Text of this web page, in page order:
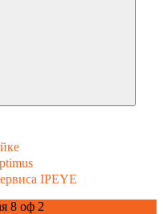
IPEYE
8 оф 2